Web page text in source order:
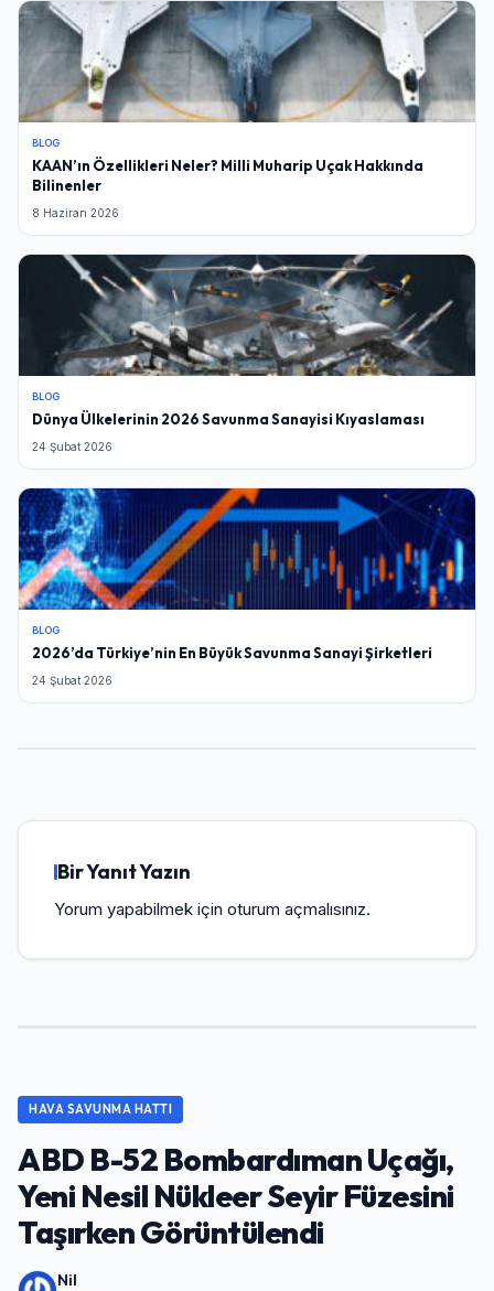
BLOG
KAAN’ın Özellikleri Neler? Milli Muharip Uçak Hakkında
Bilinenler
8 Haziran 2026
BLOG
Dünya Ülkelerinin 2026 Savunma Sanayisi Kıyaslaması
24 Şubat 2026
BLOG
2026’da Türkiye’nin En Büyük Savunma Sanayi Şirketleri
24 Şubat 2026
Bir Yanıt Yazın
Yorum yapabilmek için oturum açmalısınız.
HAVA SAVUNMA HATTI
ABD B-52 Bombardıman Uçağı,
Yeni Nesil Nükleer Seyir Füzesini
Taşırken Görüntülendi
Nil